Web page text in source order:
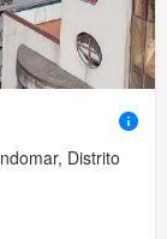
Distrito